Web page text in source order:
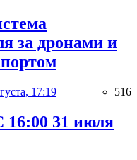
за дронами и
17:19 516
16:00 31 июля